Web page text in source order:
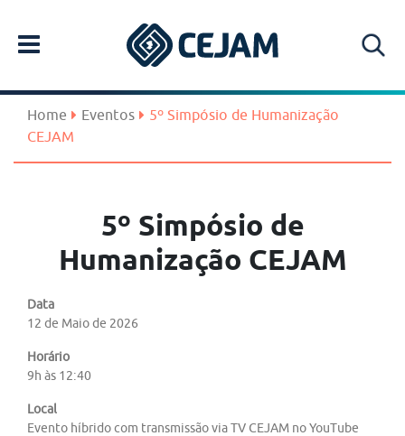
Home Eventos
5º Simpósio de Humanização
CEJAM
5º Simpósio de
Humanização CEJAM
Data
12 de Maio de 2026
Horário
9h às 12:40
Local
Evento híbrido com transmissão via TV CEJAM no YouTube